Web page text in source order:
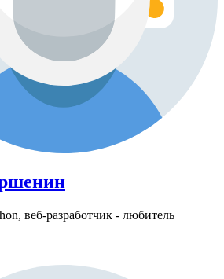
веб-разработчик - любитель